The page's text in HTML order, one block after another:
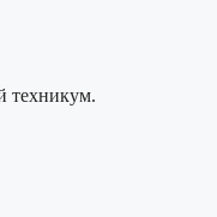
техникум.